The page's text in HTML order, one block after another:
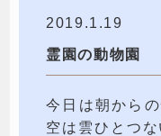
2019.1.19
霊園の動物園
今日は朝から
空は雲ひとつ